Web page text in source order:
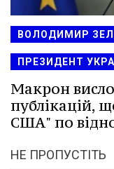
ВОЛОДИМИР
ПРЕЗИДЕНТ
Макрон
публікацій,
США" по
НЕ ПРОПУСТІТЬ